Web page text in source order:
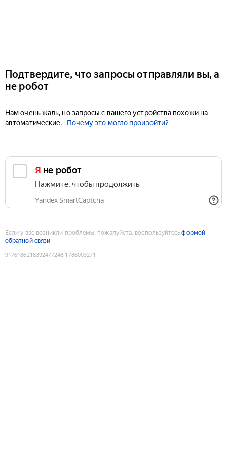
Подтвердите, что запросы отправляли вы, а
не робот
Нам очень жаль, но запросы с вашего устройства похожи на
автоматические.
Почему это могло произойти?
Я не робот
Нажмите, чтобы продолжить
Yandex SmartCaptcha
Если у вас возникли проблемы, пожалуйста, воспользуйтесьформой
обратной связи
9176186218392477248:1786003271